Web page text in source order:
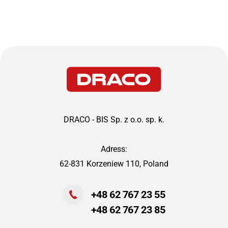
DRACO - BIS Sp. z o.o. sp. k.
Adress:
62-831 Korzeniew 110, Poland
+48 62 767 23 55
+48 62 767 23 85